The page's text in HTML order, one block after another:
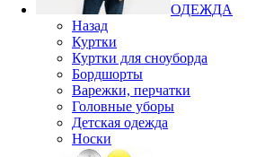
ОДЕЖДА
Назад
Куртки
Куртки для сноуборда
Бордшорты
Варежки, перчатки
Головные уборы
Детская одежда
Носки